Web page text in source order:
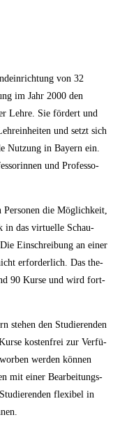
von 32
im Jahr 2000 den
Leh­re. Sie för­dert und
und setzt sich
Nut­zung in Bay­ern ein.
und Pro­fes­so­
die Mög­lich­keit,
in das vir­tu­el­le Schau­
Ein­schrei­bung an einer
erfor­der­lich. Das the­
90 Kur­se und wird fort­
ste­hen den Stu­die­ren­den
kos­ten­frei zur Ver­fü­
wer­den kön­nen
mit einer Bear­bei­tungs­
fle­xi­bel in